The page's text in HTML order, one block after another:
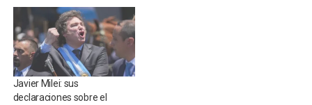
Javier Milei: sus
declaraciones sobre el